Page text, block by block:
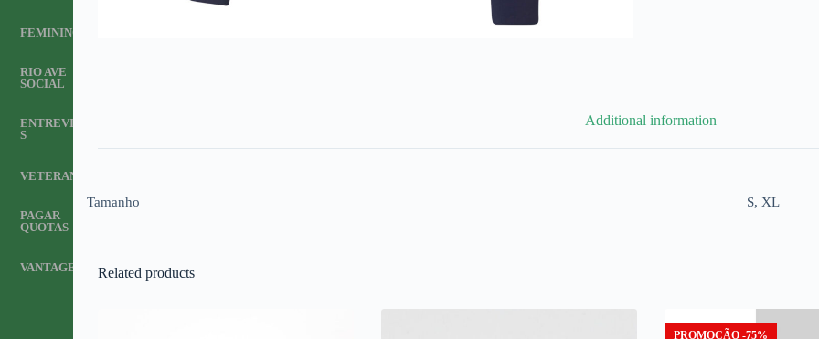
FEMININO
RIO AVE
SOCIAL
ENTREVISTA
S
VETERANOS
PAGAR
QUOTAS
VANTAGENS
Additional information
Tamanho S, XL
Related products
PROMOÇÃO -75%